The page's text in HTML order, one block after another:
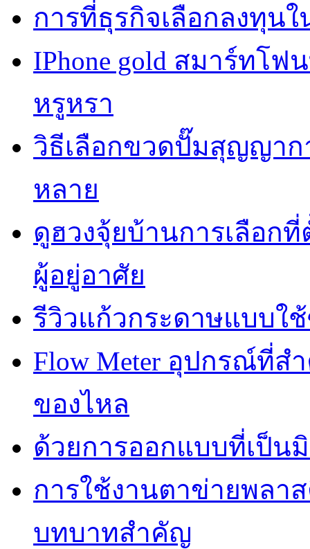
การที่ธุรกิจเลือกลงทุน
IPhone gold สมาร์ทโ
หรูหรา
วิธีเลือกขวดปั๊มสุญญาก
หลาย
ดูฮวงจุ้ยบ้านการเลือก
ผู้อยู่อาศัย
รีวิวแก้วกระดาษแบบใ
Flow Meter อุปกรณ์ที่ส
ของไหล
ด้วยการออกแบบที่เป็นมิ
การใช้งานตาข่ายพลา
บทบาทสำคัญ